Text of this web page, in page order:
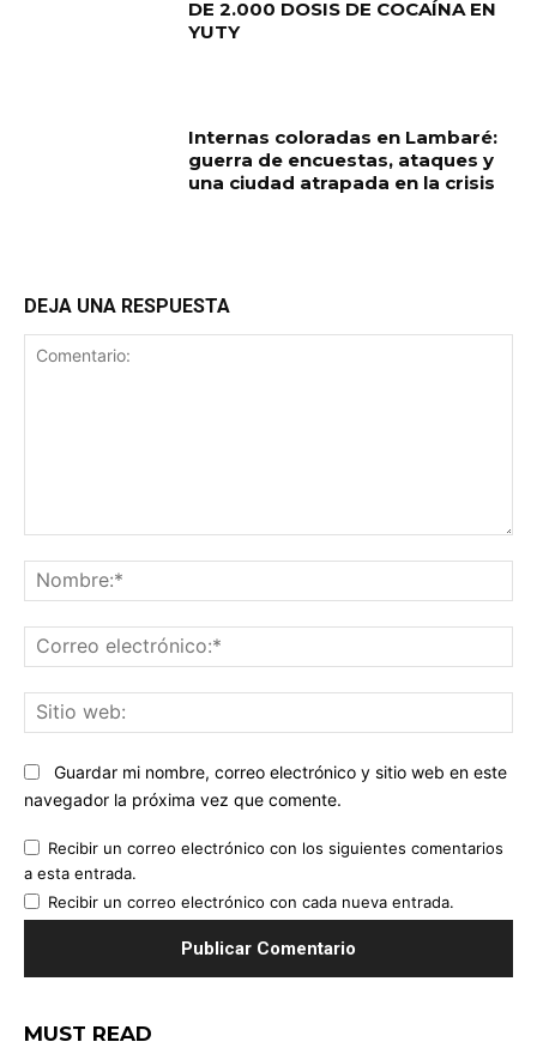
DE 2.000 DOSIS DE COCAÍNA EN
YUTY
Internas coloradas en Lambaré:
guerra de encuestas, ataques y
una ciudad atrapada en la crisis
DEJA UNA RESPUESTA
Guardar mi nombre, correo electrónico y sitio web en este
navegador la próxima vez que comente.
Recibir un correo electrónico con los siguientes comentarios
a esta entrada.
Recibir un correo electrónico con cada nueva entrada.
MUST READ